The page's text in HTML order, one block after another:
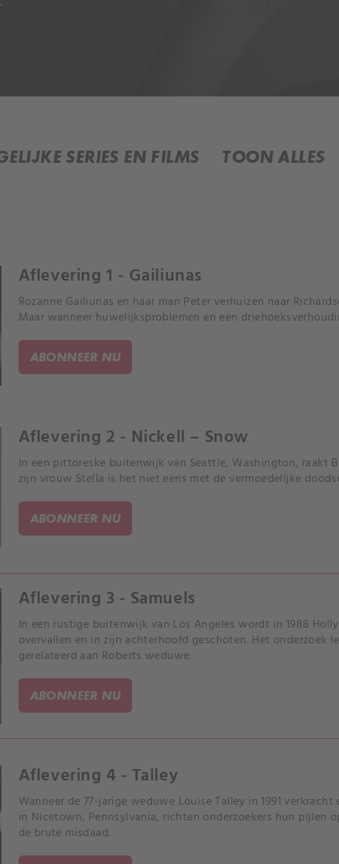
SERIES EN FILMS TOON ALLES
Aflevering 1 - Gailiunas
Rozanne Gailiunas en haar man Peter verhuizen naar
Maar wanneer huwelijksproblemen en een
ABONNEER NU
Aflevering 2 - Nickell – Snow
In een pittoreske buitenwijk van Seattle, Washington, raakt
zijn vrouw Stella is het niet eens met de vermoedelijke
ABONNEER NU
Aflevering 3 - Samuels
In een rustige buitenwijk van Los Angeles wordt in 1988
overvallen en in zijn achterhoofd geschoten. Het onderzoek
gerelateerd aan Roberts weduwe.
ABONNEER NU
Aflevering 4 - Talley
Wanneer de 77-jarige weduwe Louise Talley in 1991
in Nicetown, Pennsylvania, richten onderzoekers hun pijlen
de brute misdaad.